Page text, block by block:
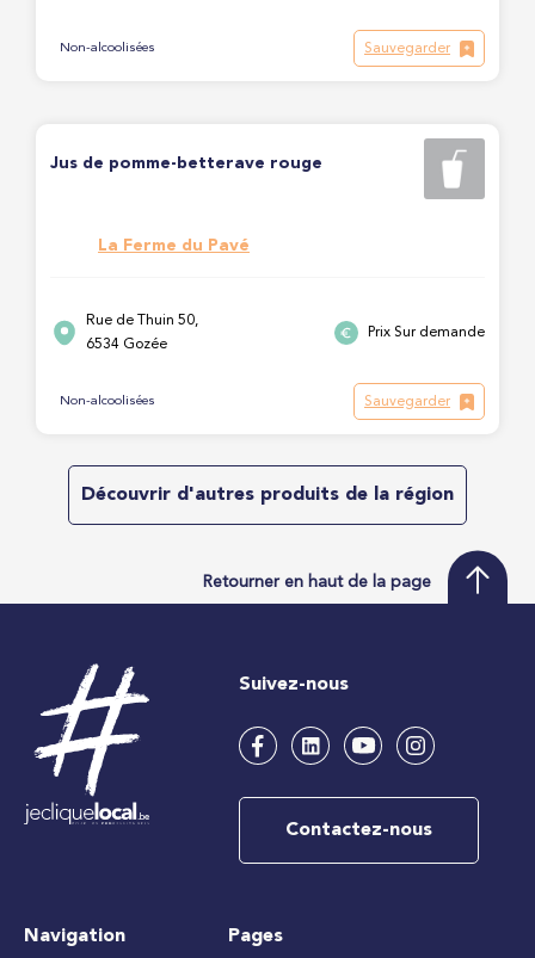
Non-alcoolisées Sauvegarder
Jus de pomme-betterave rouge
La Ferme du Pavé
Rue de Thuin 50,
6534 Gozée
Prix Sur demande
Non-alcoolisées Sauvegarder
Découvrir d'autres produits de la région
Retourner en haut de la page
Suivez-nous
Contactez-nous
Navigation Pages